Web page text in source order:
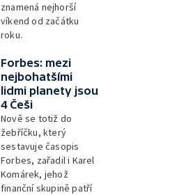
znamená nejhorší
víkend od začátku
roku.
Forbes: mezi
nejbohatšími
lidmi planety jsou
4 Češi
Nově se totiž do
žebříčku, který
sestavuje časopis
Forbes, zařadil i Karel
Komárek, jehož
finanční skupině patří